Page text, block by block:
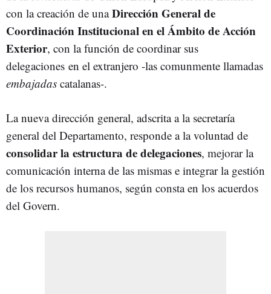
con la creación de unaDirección General de
Coordinación Institucional en el Ámbito de Acción
Exterior, con la función de coordinar sus
delegaciones en el extranjero -las comunmente llamadas
embajadas catalanas-.
La nueva dirección general, adscrita a la secretaría
general del Departamento, responde a la voluntad de
consolidar la estructura de delegaciones, mejorar la
comunicación interna de las mismas e integrar la gestión
de los recursos humanos, según consta en los acuerdos
del Govern.